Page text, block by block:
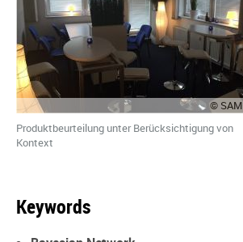
© SAM
Produktbeurteilung unter Berücksichtigung von
Kontext
Keywords